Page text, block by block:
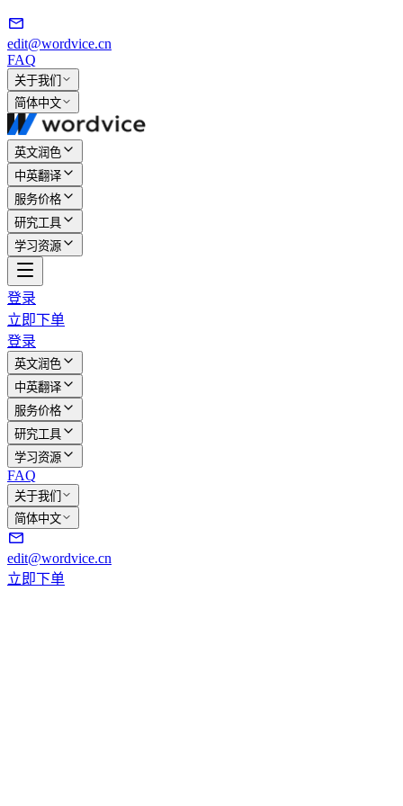
edit@wordvice.cn
FAQ
关于我们
简体中文
英文润色
中英翻译
服务价格
研究工具
学习资源
登录
立即下单
登录
英文润色
中英翻译
服务价格
研究工具
学习资源
FAQ
关于我们
简体中文
edit@wordvice.cn
立即下单